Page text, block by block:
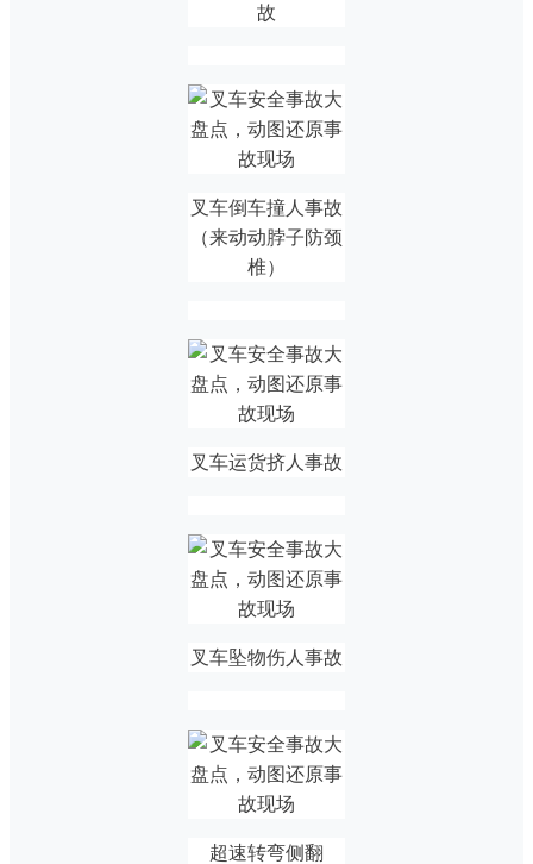
故
叉车倒车撞人事故
（来动动脖子防颈
椎）
叉车运货挤人事故
叉车坠物伤人事故
超速转弯侧翻